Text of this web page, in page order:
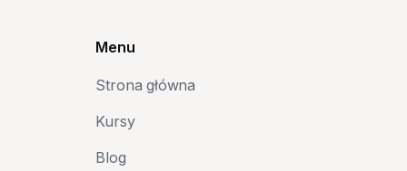
Menu
Strona główna
Kursy
Blog